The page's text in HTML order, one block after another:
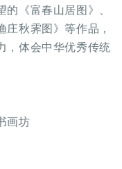
《富春山居图》、
秋霁图》等作品，
，体会中华优秀传统
画坊